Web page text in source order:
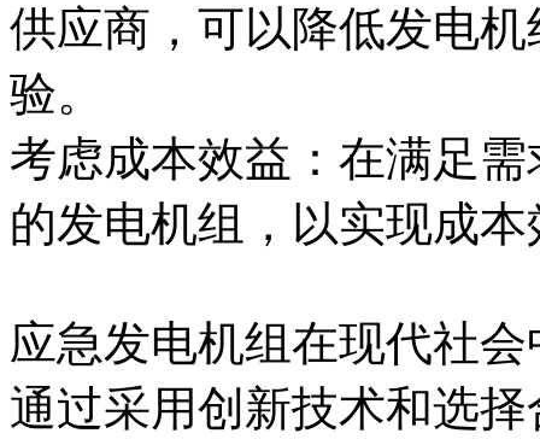
供应商，可以降低发电
验。
考虑成本效益：在满足
的发电机组，以实现成
应急发电机组在现代社
通过采用创新技术和选